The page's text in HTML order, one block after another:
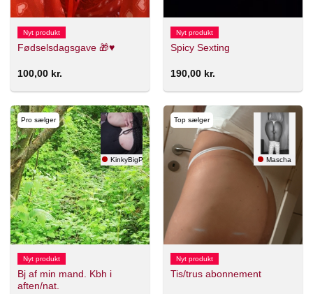
Nyt produkt
Fødselsdagsgave 🎁♥️
100,00 kr.
Nyt produkt
Spicy Sexting
190,00 kr.
Pro sælger
KinkyBigPrincess😈💦
Nyt produkt
Bj af min mand. Kbh i
aften/nat.
Top sælger
Mascha
Nyt produkt
Tis/trus abonnement